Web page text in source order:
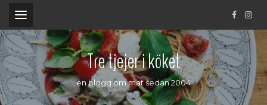
.
Tre tjejer i köket
en blogg om mat sedan 2004